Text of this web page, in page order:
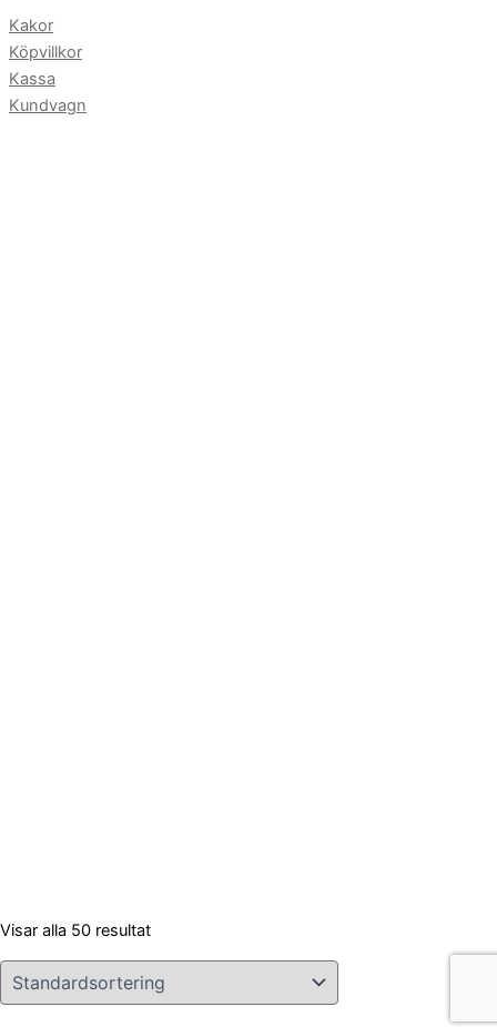
Visar alla 50 resultat
Kakor
Köpvillkor
Kassa
Kundvagn